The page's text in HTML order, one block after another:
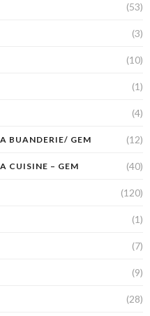
(53)
(3)
(10)
(1)
(4)
BUANDERIE/ GEM (12)
CUISINE – GEM (40)
(120)
(1)
(7)
(9)
(28)